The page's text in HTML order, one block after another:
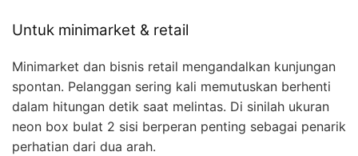
Untuk minimarket & retail
Minimarket dan bisnis retail mengandalkan kunjungan
spontan. Pelanggan sering kali memutuskan berhenti
dalam hitungan detik saat melintas. Di sinilah ukuran
neon box bulat 2 sisi berperan penting sebagai penarik
perhatian dari dua arah.